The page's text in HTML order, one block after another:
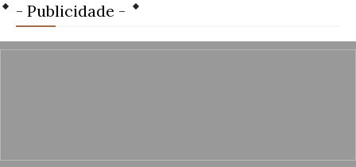
- Publicidade -